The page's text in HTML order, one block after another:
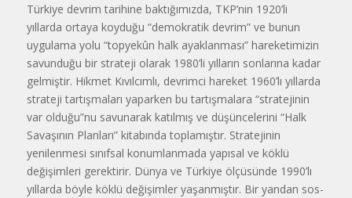
Türkiye dev­rim tarihine baktığımızda, TKP’nin 1920’li
yıllarda ortaya koyduğu “de­mokratik devrim” ve bunun
uygula­ma yolu “topyekûn halk ayaklanma­sı” hareketimizin
savunduğu bir strateji olarak 1980’li yılların sonla­rına kadar
gelmiştir. Hikmet Kıvılcımlı, devrimci hareket 1960’lı yıl­larda
strateji tartışmaları yaparken bu tartışmalara “stratejinin
var olduğu”nu savunarak katılmış ve düşün­celerini “Halk
Savaşının Planları” kitabında toplamıştır. Stratejinin
yenilenmesi sınıfsal konumlanmada yapısal ve köklü
değişimleri gerekti­rir. Dünya ve Türkiye ölçüsünde 1990’lı
yıllarda böyle köklü deği­şimler yaşanmıştır. Bir yandan sos­